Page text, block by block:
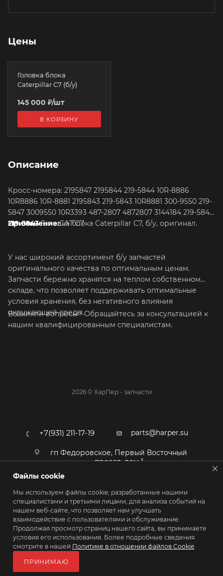
Цены
Головка блока
Caterpillar C7 (б/у)
145 000 ₽/шт
В КОРЗИНУ
Описание
Кросс-номера: 2195847 2195844 219-5844 10R-8886
10R8886 10R-8881 2195843 219-5843 10R8881 300-9550 219-
5847 3009550 10R3393 487-2807 4872807 3144184 219-5847
219-5843Головка блока Caterpillar C7, б/у, оригинал.
Применение:CAT C7
У нас широкий ассортимент б/у запчастей
оригинального качества по оптимальным ценам.
Запчасти бережно хранятся на теплом собственном
складе, что позволяет поддерживать оптимальные
условия хранения, без негативного влияния
окружающей среды.
Возникли вопросы? Обращайтесь за консультацией к
нашим квалифицированным специалистам.
2026 © ХарПер - запчасти
+7(931) 211-17-19 parts@harper.su
гп Федоровское, Первый Восточный
проезд, дом 1
ПОЛИТИКА КОНФИДЕНЦИАЛЬНОСТИ
Файлы cookie
Мы используем файлы cookie, разработанные нашими
специалистами и третьими лицами, для анализа событий на
нашем веб-сайте, что позволяет нам улучшать
взаимодействие с пользователями и обслуживание.
Продолжая просмотр страниц нашего сайта, вы принимаете
условия его использования. Более подробные сведения
смотрите в нашей Политике в отношении файлов Cookie.
ПРИНИМАЮ